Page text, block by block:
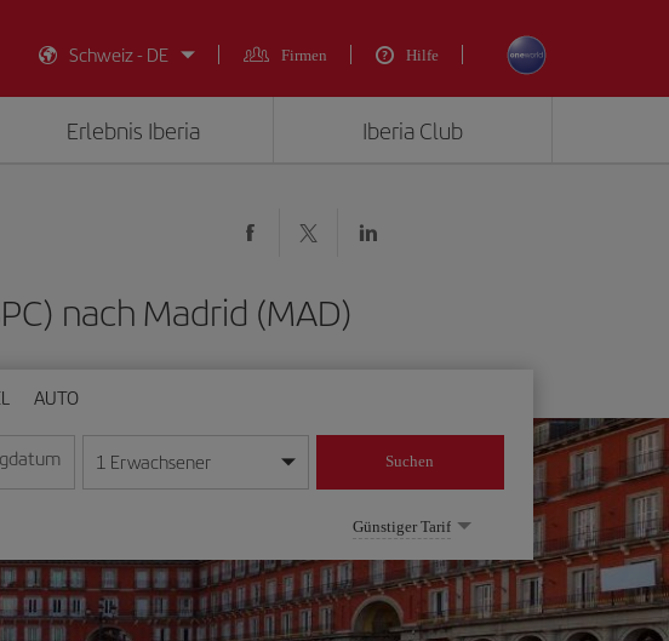
Schweiz - DE
Firmen Hilfe
Erlebnis Iberia Iberia Club
nach Madrid (MAD)
AUTO
Tag/Monat/Jahr ein
Datum im Format Tag/Monat/Jahr ein
1 Erwachsener Suchen
Günstiger Tarif